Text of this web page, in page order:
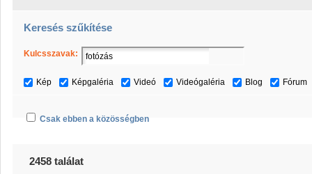
Keresés szűkítése
Kulcsszavak:
Kép Képgaléria Videó Videógaléria Blog Fórum
Csak ebben a közösségben
2458 találat